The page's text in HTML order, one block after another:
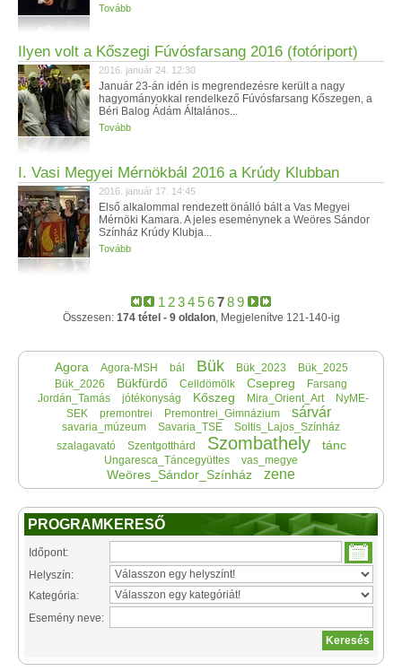
Tovább
Ilyen volt a Kőszegi Fúvósfarsang 2016 (fotóriport)
2016. január 24. 12:30
Január 23-án idén is megrendezésre került a nagy
hagyományokkal rendelkező Fúvósfarsang Kőszegen, a
Béri Balog Ádám Általános...
Tovább
I. Vasi Megyei Mérnökbál 2016 a Krúdy Klubban
2016. január 17. 14:45
Első alkalommal rendezett önálló bált a Vas Megyei
Mérnöki Kamara. A jeles eseménynek a Weöres Sándor
Színház Krúdy Klubja...
Tovább
1 23456789
Összesen: 174 tétel - 9 oldalon, Megjelenítve 121-140-ig
Agora Agora-MSH bál Bük Bük_2023
Bük_2025
Bük_2026
Bükfürdő Celldömölk Csepreg
Farsang
Jordán_Tamás
jótékonyság Kőszeg Mira_Orient_Art
NyME-
SEK
premontrei Premontrei_Gimnázium sárvár
savaria_múzeum Savaria_TSE
Soltis_Lajos_Színház
szalagavató
Szentgotthárd Szombathely tánc
Ungaresca_Táncegyüttes vas_megye
Weöres_Sándor_Színház zene
PROGRAMKERESŐ
Időpont:
Helyszín:
Kategória:
Esemény neve: